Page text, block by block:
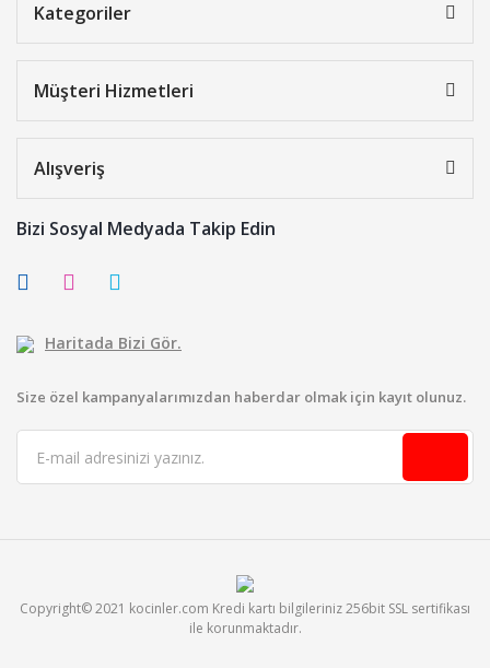
Kategoriler
Müşteri Hizmetleri
Alışveriş
Bizi Sosyal Medyada Takip Edin
Haritada Bizi Gör.
Size özel kampanyalarımızdan haberdar olmak için kayıt olunuz.
Copyright© 2021 kocinler.com Kredi kartı bilgileriniz 256bit SSL sertifikası
ile korunmaktadır.